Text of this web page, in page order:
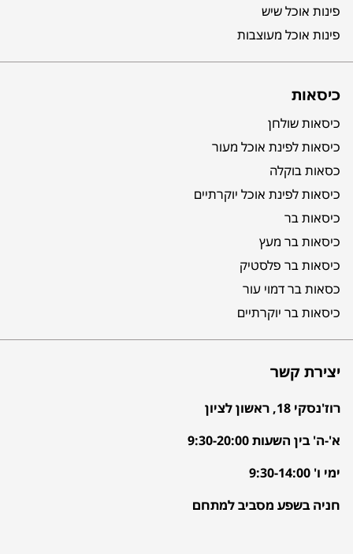
פינות אוכל שיש
פינות אוכל מעוצבות
כיסאות
כיסאות שולחן
כיסאות לפינת אוכל מעור
כסאות בוקלה
כיסאות לפינת אוכל יוקרתיים
כיסאות בר
כיסאות בר מעץ
כיסאות בר פלסטיק
כסאות בר דמוי עור
כיסאות בר יוקרתיים
יצירת קשר
רוז'נסקי 18, ראשון לציון
א'-ה' בין השעות 9:30-20:00
ימי ו' 9:30-14:00
חניה בשפע מסביב למתחם